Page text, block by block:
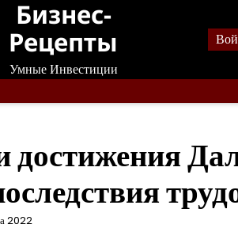
Бизнес-
Рецепты
Умные Инвестиции
достижения
2022